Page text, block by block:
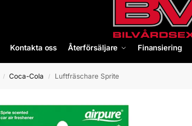
Kontakta oss Återförsäljare Finansiering
/ Coca-Cola / Luftfräschare Sprite